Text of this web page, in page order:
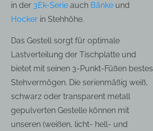
in der 3Ek-Serie auch Bänke und
Hocker in Stehhöhe.
Das Gestell sorgt für optimale
Lastverteilung der Tischplatte und
bietet mit seinen 3-Punkt-Füßen bestes
Stehvermögen. Die serienmäßig weiß,
schwarz oder transparent metall
gepulverten Gestelle können mit
unseren (weißen, licht- hell- und